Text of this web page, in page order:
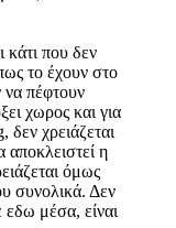
κάτι που δεν
το έχουν στο
να πέφτουν
χωρος και για
δεν χρειάζεται
αποκλειστεί η
όμως
συνολικά. Δεν
εδω μέσα, είναι